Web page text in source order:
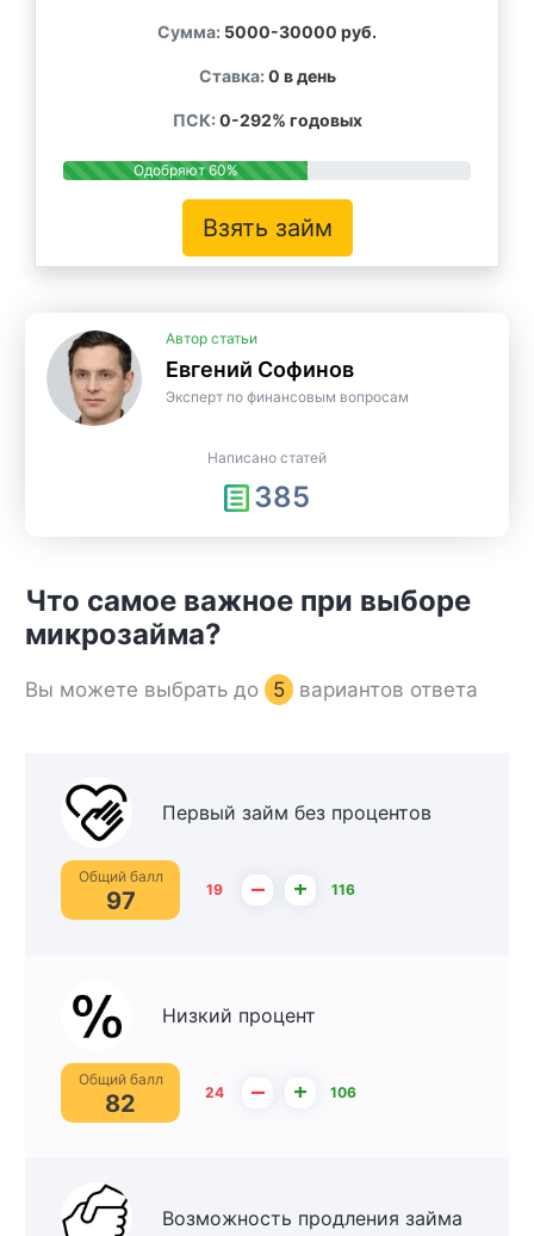
Сумма: 5000-30000 руб.
Ставка: 0 в день
ПСК: 0-292% годовых
Одобряют 60%
Взять займ
Автор статьи
Евгений Софинов
Эксперт по финансовым вопросам
Написано статей
385
Что самое важное при выборе
микрозайма?
Вы можете выбрать до 5 вариантов ответа
Первый займ без процентов
Общий балл
97 19 – + 116
Низкий процент
Общий балл
82 24 – + 106
Возможность продления займа